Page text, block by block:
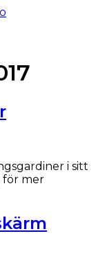
i sitt
för mer